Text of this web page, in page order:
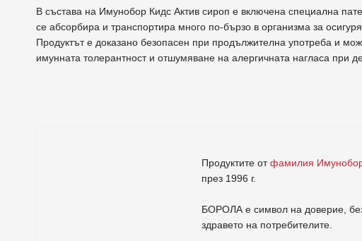
В състава на Имунобор Кидс Актив сироп е включена специална
се абсорбира и транспортира много по-бързо в организма за
Продуктът е доказано безопасен при продължителна употреба и
имунната толерантност и отшумяване на алергичната нагласа при
Продуктите отфамилия
през 1996 г.
БОРОЛА е символ на доверие,
здравето на потребителите